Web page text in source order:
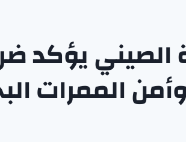
الصيني يؤكد
الممرات